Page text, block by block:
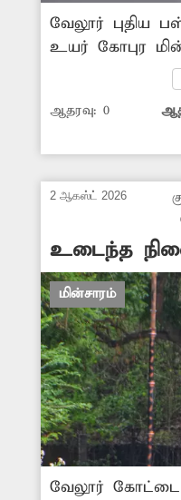
வேலூர் புதிய
உயர் கோபுர
அவற்றில் ஒரு
எரியாமல்
போதிய
சூழ்ந்து
நடவடிக்கை
-ஜெயபிரகாஷ்,
ஆதரவு: 0
2 ஆகஸ்ட் 2026
உடைந்த
விளக்குகள்
மின்சாரம்
வேலூர் கோட்டை